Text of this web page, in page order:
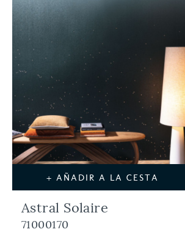
+ AÑADIR A LA CESTA
Astral Solaire
71000170